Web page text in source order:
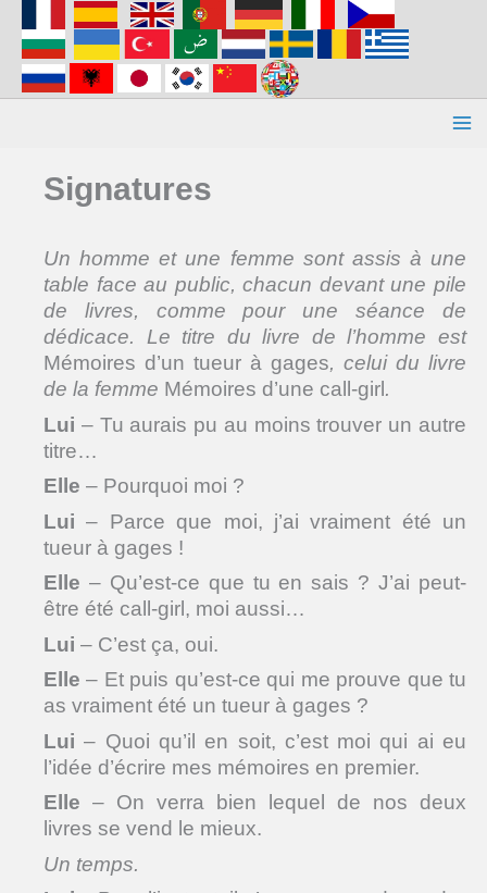
contenu
Signatures
Un homme et une femme sont assis à une
table face au public, chacun devant une pile
de livres, comme pour une séance de
dédicace. Le titre du livre de l’homme est
Mémoires d’un tueur à gages, celui du livre
de la femme Mémoires d’une call-girl .
Lui – Tu aurais pu au moins trouver un autre
titre…
Elle – Pourquoi moi ?
Lui – Parce que moi, j’ai vraiment été un
tueur à gages !
Elle – Qu’est-ce que tu en sais ? J’ai peut-
être été call-girl, moi aussi…
Lui – C’est ça, oui.
Elle – Et puis qu’est-ce qui me prouve que tu
as vraiment été un tueur à gages ?
Lui – Quoi qu’il en soit, c’est moi qui ai eu
l’idée d’écrire mes mémoires en premier.
Elle – On verra bien lequel de nos deux
livres se vend le mieux.
Un temps.